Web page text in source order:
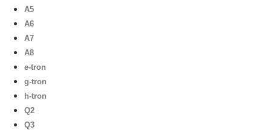
A5
A6
A7
A8
e-tron
g-tron
h-tron
Q2
Q3